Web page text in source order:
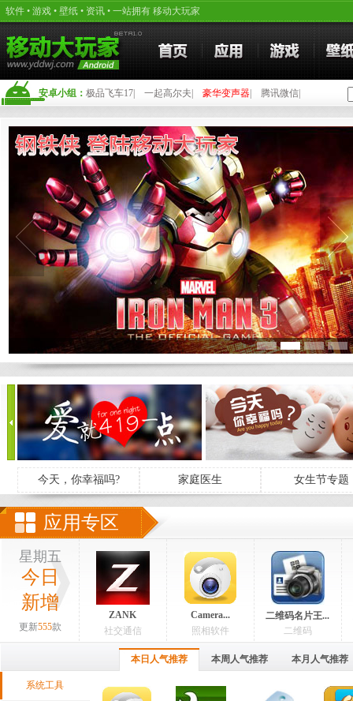
软件 • 游戏 • 壁纸 • 资讯 • 一站拥有 移动大玩家
安卓小组： 极品飞车17 一起高尔夫 豪华变声器 腾讯微信
今天，你幸福吗? 家庭医生 女生节专题
应用专区
星期五
今日
新增
更新555款
ZANK
社交通信
Camera...
照相软件
二维码名片王...
二维码
本日人气推荐 本周人气推荐 本月人气推荐
系统工具